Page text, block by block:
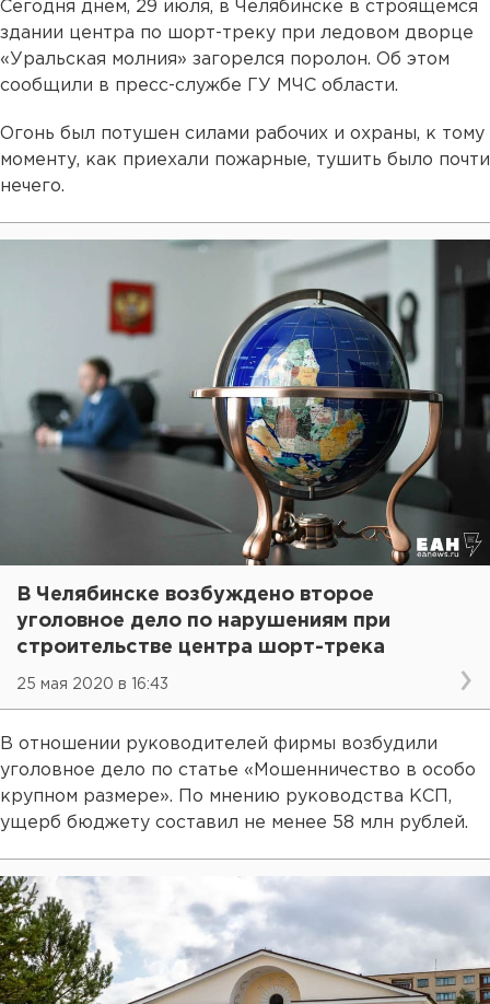
Сегодня днем, 29 июля, в Челябинске в строящемся
здании центра по шорт-треку при ледовом дворце
«Уральская молния» загорелся поролон. Об этом
сообщили в пресс-службе ГУ МЧС области.
Огонь был потушен силами рабочих и охраны, к тому
моменту, как приехали пожарные, тушить было почти
нечего.
В Челябинске возбуждено второе
уголовное дело по нарушениям при
строительстве центра шорт-трека
25 мая 2020 в 16:43
В отношении руководителей фирмы возбудили
уголовное дело по статье «Мошенничество в особо
крупном размере». По мнению руководства КСП,
ущерб бюджету составил не менее 58 млн рублей.